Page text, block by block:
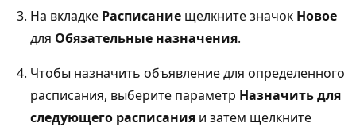
На вкладке Расписание щелкните значок Новое
для Обязательные назначения.
Чтобы назначить объявление для определенного
расписания, выберите параметр Назначить для
следующего расписания и затем щелкните